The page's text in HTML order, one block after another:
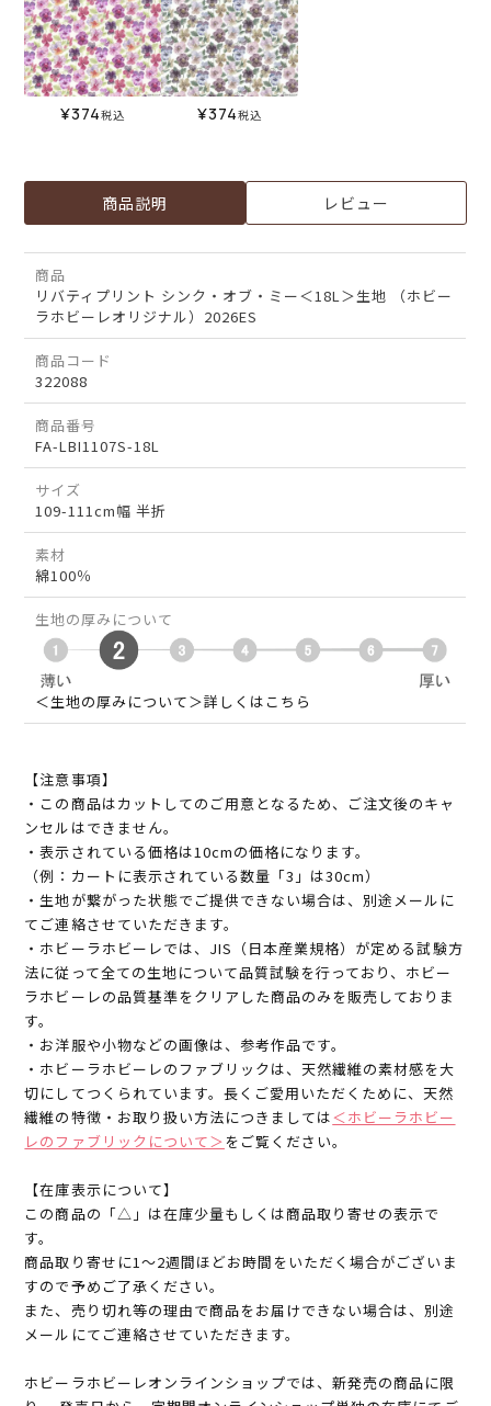
¥374税込 ¥374税込
商品説明 レビュー
商品
リバティプリント シンク・オブ・ミー＜18L＞生地 （ホビー
ラホビーレオリジナル）2026ES
商品コード
322088
商品番号
FA-LBI1107S-18L
サイズ
109-111cm幅 半折
素材
綿100％
生地の厚みについて
＜生地の厚みについて＞詳しくはこちら
【注意事項】
・この商品はカットしてのご用意となるため、ご注文後のキャ
ンセルはできません。
・表示されている価格は10cmの価格になります。
（例：カートに表示されている数量「3」は30cm）
・生地が繋がった状態でご提供できない場合は、別途メールに
てご連絡させていただきます。
・ホビーラホビーレでは、JIS（日本産業規格）が定める試験方
法に従って全ての生地について品質試験を行っており、ホビー
ラホビーレの品質基準をクリアした商品のみを販売しておりま
す。
・お洋服や小物などの画像は、参考作品です。
・ホビーラホビーレのファブリックは、天然繊維の素材感を大
切にしてつくられています。長くご愛用いただくために、天然
繊維の特徴・お取り扱い方法につきましては＜ホビーラホビー
レのファブリックについて＞ をご覧ください。
【在庫表示について】
この商品の「△」は在庫少量もしくは商品取り寄せの表示で
す。
商品取り寄せに1～2週間ほどお時間をいただく場合がございま
すので予めご了承ください。
また、売り切れ等の理由で商品をお届けできない場合は、別途
メールにてご連絡させていただきます。
ホビーラホビーレオンラインショップでは、新発売の商品に限